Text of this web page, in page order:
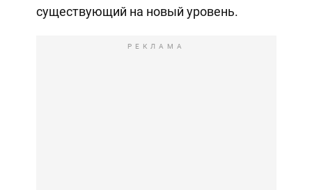
существующий на новый уровень.
РЕКЛАМА